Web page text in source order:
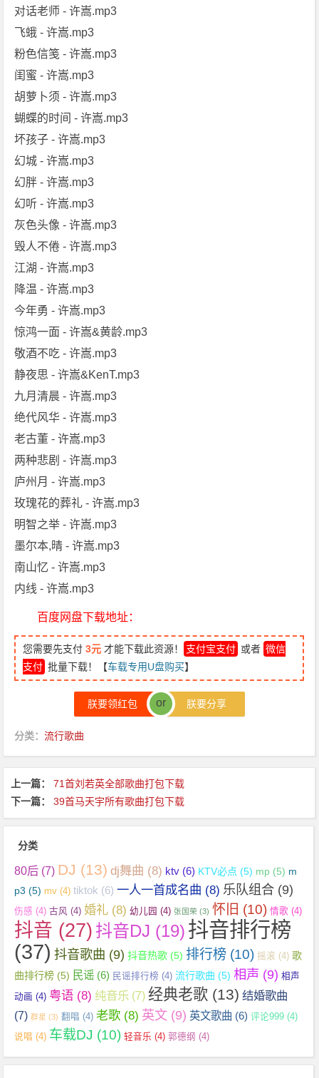
对话老师 - 许嵩.mp3
飞蛾 - 许嵩.mp3
粉色信笺 - 许嵩.mp3
闺蜜 - 许嵩.mp3
胡萝卜须 - 许嵩.mp3
蝴蝶的时间 - 许嵩.mp3
坏孩子 - 许嵩.mp3
幻城 - 许嵩.mp3
幻胖 - 许嵩.mp3
幻听 - 许嵩.mp3
灰色头像 - 许嵩.mp3
毁人不倦 - 许嵩.mp3
江湖 - 许嵩.mp3
降温 - 许嵩.mp3
今年勇 - 许嵩.mp3
惊鸿一面 - 许嵩&黄龄.mp3
敬酒不吃 - 许嵩.mp3
静夜思 - 许嵩&KenT.mp3
九月清晨 - 许嵩.mp3
绝代风华 - 许嵩.mp3
老古董 - 许嵩.mp3
两种悲剧 - 许嵩.mp3
庐州月 - 许嵩.mp3
玫瑰花的葬礼 - 许嵩.mp3
明智之举 - 许嵩.mp3
墨尔本,晴 - 许嵩.mp3
南山忆 - 许嵩.mp3
内线 - 许嵩.mp3
百度网盘下载地址：
您需要先支付3元 才能下载此资源！ 支付宝支付 或者 微信
支付 批量下载！【车载专用U盘购买】
朕要领红包 or 朕要分享
分类：流行歌曲
上一篇：
71首刘若英全部歌曲打包下载
下一篇：
39首马天宇所有歌曲打包下载
分类
80后 (7) DJ (13) dj舞曲 (8) ktv (6) KTV必点 (5) mp (5) m
p3 (5) mv (4) tiktok (6) 一人一首成名曲 (8) 乐队组合 (9)
伤感 (4) 古风 (4) 婚礼 (8) 幼儿园 (4) 张国荣 (3) 怀旧 (10) 情歌 (4)
抖音 (27) 抖音DJ (19) 抖音排行榜
(37) 抖音歌曲 (9) 抖音热歌 (5) 排行榜 (10) 摇滚 (4) 歌
曲排行榜 (5) 民谣 (6) 民谣排行榜 (4) 流行歌曲 (5) 相声 (9) 相声
动画 (4) 粤语 (8) 纯音乐 (7) 经典老歌 (13) 结婚歌曲
(7) 群星 (3) 翻唱 (4) 老歌 (8) 英文 (9) 英文歌曲 (6) 评论999 (4)
说唱 (4) 车载DJ (10) 轻音乐 (4) 郭德纲 (4)